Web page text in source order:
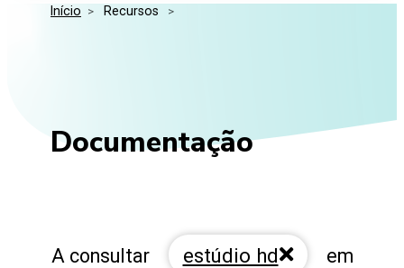
Media Kit
Perguntas Frequentes
Eventos
Início > Recursos >
Documentação
A consultar estúdio hd em